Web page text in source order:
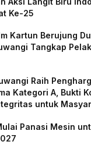
Ke-25
Kartun Berujung
Tangkap
Raih
Kategori A, Bukti
untuk
Panasi Mesin